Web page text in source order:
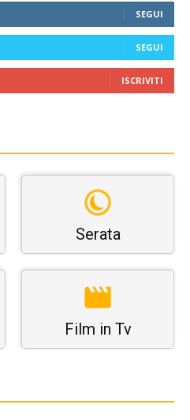
SEGUI
SEGUI
ISCRIVITI
Serata
Film in Tv